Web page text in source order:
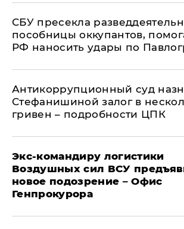
СБУ пресекла
пособницы оккупантов,
РФ наносить удары по
Антикоррупционный суд
Стефанишиной залог в
гривен – подробности ЦПК
Экс-командиру логистики
Воздушных сил ВСУ
новое подозрение – Офис
Генпрокурора